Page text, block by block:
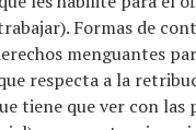
Formas de
menguantes
respecta a la
tiene que ver con las